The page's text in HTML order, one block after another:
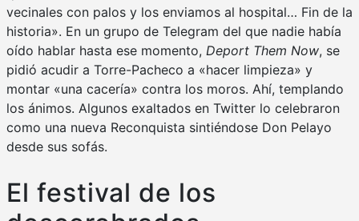
vecinales con palos y los enviamos al hospital… Fin de la
historia». En un grupo de Telegram del que nadie había
oído hablar hasta ese momento, Deport Them Now, se
pidió acudir a Torre-Pacheco a «hacer limpieza» y
montar «una cacería» contra los moros. Ahí, templando
los ánimos. Algunos exaltados en Twitter lo celebraron
como una nueva Reconquista sintiéndose Don Pelayo
desde sus sofás.
El festival de los